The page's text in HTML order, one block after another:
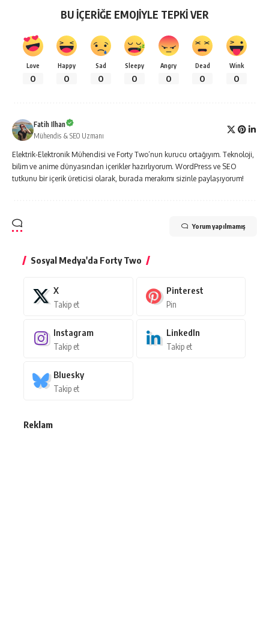
BU İÇERİĞE EMOJİYLE TEPKİ VER
Love
0
Happy
0
Sad
0
Sleepy
0
Angry
0
Dead
0
Wink
0
Fatih Ilhan
Mühendis & SEO Uzmanı
Elektrik-Elektronik Mühendisi ve Forty Two’nun kurucu ortağıyım. Teknoloji,
bilim ve anime dünyasından içerikler hazırlıyorum. WordPress ve SEO
tutkunu bir içerik üreticisi olarak, burada merakımı sizinle paylaşıyorum!
Yorum yapılmamış
Sosyal Medya'da Forty Two
X
Takip et
Pinterest
Pin
Instagram
Takip et
LinkedIn
Takip et
Bluesky
Takip et
Reklam